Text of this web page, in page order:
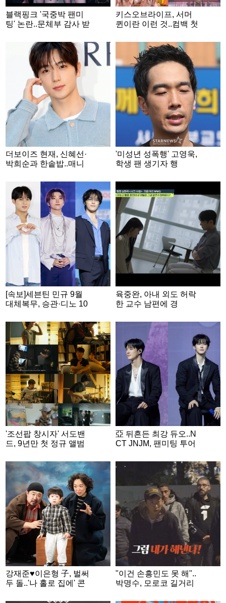
블랙핑크 '국중박 팬미
팅' 논란..문체부 감사 받
수 [스타이슈]
키스오브라이프, 서머
퀸이란 이런 것..컴백 첫
더보이즈 현재, 신혜선·
박희순과 한솥밥..매니
'미성년 성폭행' 고영욱,
학생 팬 생기자 행
수하게 좋아해줘" [스타
이슈]
[속보]세븐틴 민규 9월
대체복무, 승관·디노 10
속화
육중완, 아내 외도 허락
한 교수 남편에 경
[탐비]
'조선팝 창시자' 서도밴
드, 9년만 첫 정규 앨범
亞 뒤흔든 최강 듀오..N
CT JNJM, 팬미팅 투어
강재준♥이은형 子, 벌써
두 돌..'나 홀로 집에' 콘
"이건 손흥민도 못 해"..
박명수, 모로코 길거리